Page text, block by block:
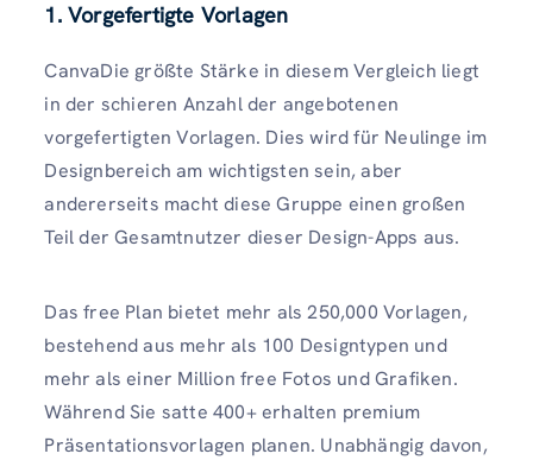
1. Vorgefertigte Vorlagen
CanvaDie größte Stärke in diesem Vergleich liegt
in der schieren Anzahl der angebotenen
vorgefertigten Vorlagen. Dies wird für Neulinge im
Designbereich am wichtigsten sein, aber
andererseits macht diese Gruppe einen großen
Teil der Gesamtnutzer dieser Design-Apps aus.
Das free Plan bietet mehr als 250,000 Vorlagen,
bestehend aus mehr als 100 Designtypen und
mehr als einer Million free Fotos und Grafiken.
Während Sie satte 400+ erhalten premium
Präsentationsvorlagen planen. Unabhängig davon,